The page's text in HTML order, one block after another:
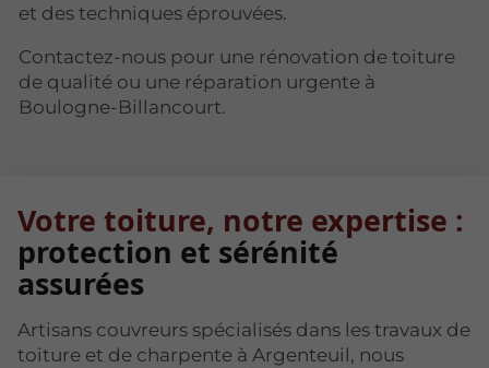
et des techniques éprouvées.
Contactez-nous pour une rénovation de toiture
de qualité ou une réparation urgente à
Boulogne-Billancourt.
Votre toiture, notre expertise :
protection et sérénité
assurées
Artisans couvreurs spécialisés dans les travaux de
toiture et de charpente à Argenteuil, nous